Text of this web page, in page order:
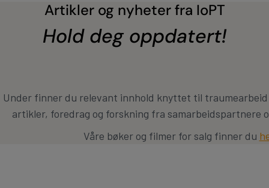
Artikler og nyheter fra IoPT
Hold deg oppdatert!
Under finner du relevant innhold knyttet til traumearbeid
artikler, foredrag og forskning fra samarbeidspartnere
Våre bøker og filmer for salg finner du